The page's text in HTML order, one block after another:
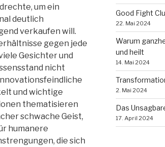
um ein
deutlich
verkaufen will.
gegen jede
Gesichter und
nicht
und wichtige
thematisieren
schwache Geist,
humanere
die sich
Good Fight
22. Mai 2024
Warum
und heilt
14. Mai 2024
2. Mai 2024
Das
17. April 2024